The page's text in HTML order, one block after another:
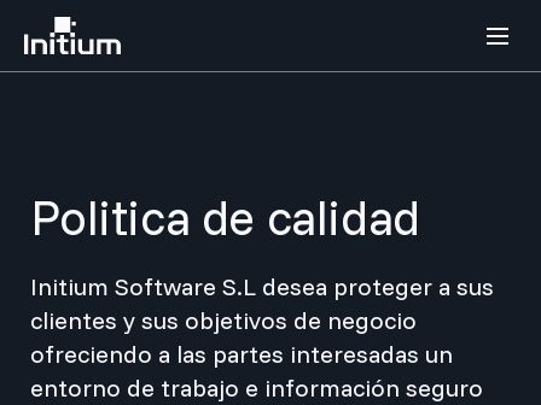
Politica de calidad
Initium Software S.L desea proteger a sus
clientes y sus objetivos de negocio
ofreciendo a las partes interesadas un
entorno de trabajo e información seguro